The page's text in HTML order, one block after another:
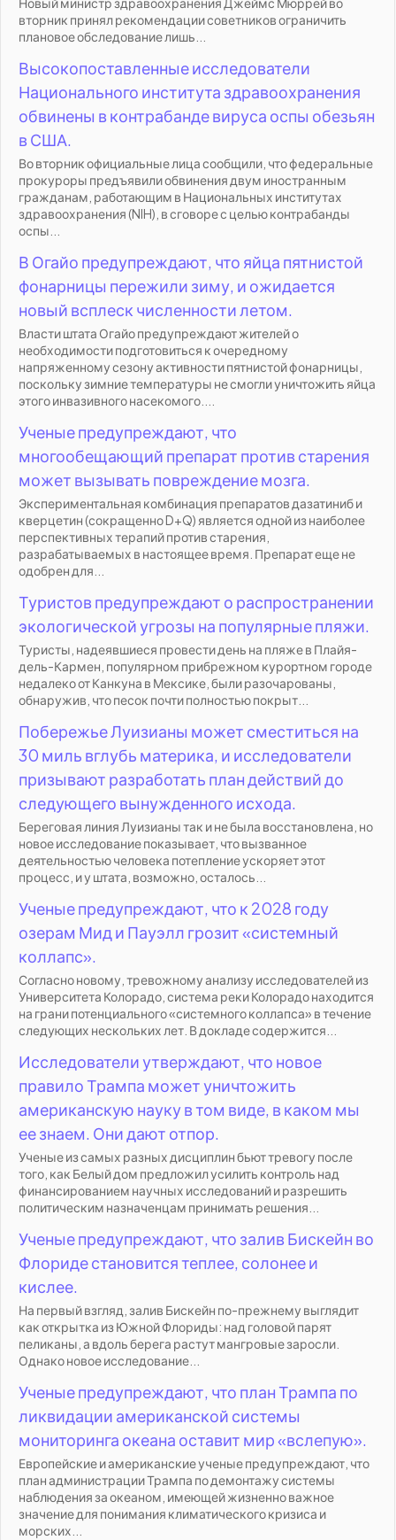
вторник принял рекомендации советников ограничить
плановое обследование лишь...
Высокопоставленные исследователи
Национального института здравоохранения
обвинены в контрабанде вируса оспы обезьян
в США.
Во вторник официальные лица сообщили, что федеральные
прокуроры предъявили обвинения двум иностранным
гражданам, работающим в Национальных институтах
здравоохранения (NIH), в сговоре с целью контрабанды
оспы...
В Огайо предупреждают, что яйца пятнистой
фонарницы пережили зиму, и ожидается
новый всплеск численности летом.
Власти штата Огайо предупреждают жителей о
необходимости подготовиться к очередному
напряженному сезону активности пятнистой фонарницы,
поскольку зимние температуры не смогли уничтожить яйца
этого инвазивного насекомого....
Ученые предупреждают, что
многообещающий препарат против старения
может вызывать повреждение мозга.
Экспериментальная комбинация препаратов дазатиниб и
кверцетин (сокращенно D+Q) является одной из наиболее
перспективных терапий против старения,
разрабатываемых в настоящее время. Препарат еще не
одобрен для...
Туристов предупреждают о распространении
экологической угрозы на популярные пляжи.
Туристы, надеявшиеся провести день на пляже в Плайя-
дель-Кармен, популярном прибрежном курортном городе
недалеко от Канкуна в Мексике, были разочарованы,
обнаружив, что песок почти полностью покрыт...
Побережье Луизианы может сместиться на
30 миль вглубь материка, и исследователи
призывают разработать план действий до
следующего вынужденного исхода.
Береговая линия Луизианы так и не была восстановлена, но
новое исследование показывает, что вызванное
деятельностью человека потепление ускоряет этот
процесс, и у штата, возможно, осталось...
Ученые предупреждают, что к 2028 году
озерам Мид и Пауэлл грозит «системный
коллапс».
Согласно новому, тревожному анализу исследователей из
Университета Колорадо, система реки Колорадо находится
на грани потенциального «системного коллапса» в течение
следующих нескольких лет. В докладе содержится...
Исследователи утверждают, что новое
правило Трампа может уничтожить
американскую науку в том виде, в каком мы
ее знаем. Они дают отпор.
Ученые из самых разных дисциплин бьют тревогу после
того, как Белый дом предложил усилить контроль над
финансированием научных исследований и разрешить
политическим назначенцам принимать решения...
Ученые предупреждают, что залив Бискейн во
Флориде становится теплее, солонее и
кислее.
На первый взгляд, залив Бискейн по-прежнему выглядит
как открытка из Южной Флориды: над головой парят
пеликаны, а вдоль берега растут мангровые заросли.
Однако новое исследование...
Ученые предупреждают, что план Трампа по
ликвидации американской системы
мониторинга океана оставит мир «вслепую».
Европейские и американские ученые предупреждают, что
план администрации Трампа по демонтажу системы
наблюдения за океаном, имеющей жизненно важное
значение для понимания климатического кризиса и
морских...